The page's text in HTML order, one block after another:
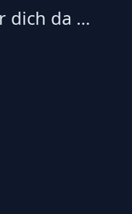
dich da …